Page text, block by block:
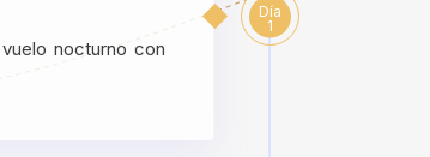
Día
1
nocturno con